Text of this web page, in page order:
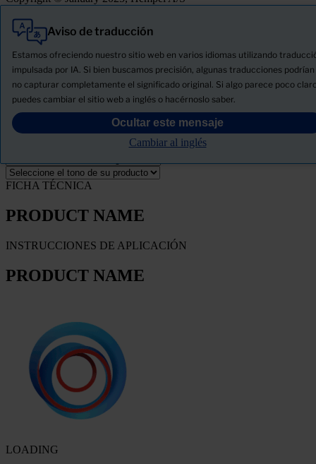
Aviso de traducción
Estamos ofreciendo nuestro sitio web en varios idiomas utilizando
impulsada por IA. Si bien buscamos precisión, algunas traducciones podrían
no capturar completamente el significado original. Si algo parece poco
puedes cambiar el sitio web a inglés o hacérnoslo saber.
Ocultar este mensaje
Cambiar al inglés
Todo
Productos
Descargue la ficha de seguridad del producto
PRODUCT NAME
FICHA TÉCNICA
PRODUCT NAME
INSTRUCCIONES DE APLICACIÓN
PRODUCT NAME
LOADING